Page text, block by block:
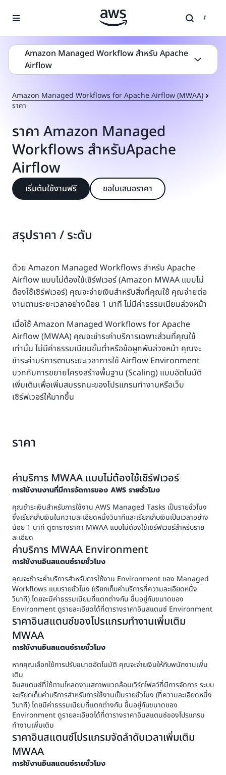
Amazon Managed Workflow สำหรับ Apache
Airflow
Amazon Managed Workflows for Apache Airflow (MWAA)
ราคา
ราคา Amazon Managed
Workflows สำหรับApache
Airflow
เริ่มต้นใช้งานฟรี ขอใบเสนอราคา
สรุปราคา / ระดับ
ด้วย Amazon Managed Workflows สำหรับ Apache
Airflow แบบไม่ต้องใช้เซิร์ฟเวอร์ (Amazon MWAA แบบไม่
ต้องใช้เซิร์ฟเวอร์) คุณจะจ่ายเงินสำหรับสิ่งที่คุณใช้ คุณจ่ายต่อ
งานตามระยะเวลาอย่างน้อย 1 นาที ไม่มีค่าธรรมเนียมล่วงหน้า
เมื่อใช้ Amazon Managed Workflows for Apache
Airflow (MWAA) คุณจะชำระค่าบริการเฉพาะส่วนที่คุณใช้
เท่านั้น ไม่มีค่าธรรมเนียมขั้นต่ำหรือข้อผูกพันล่วงหน้า คุณจะ
ชำระค่าบริการตามระยะเวลาการใช้ Airflow Environment
บวกกับการขยายโครงสร้างพื้นฐาน (Scaling) แบบอัตโนมัติ
เพิ่มเติมเพื่อเพิ่มสมรรถนะของโปรแกรมทำงานหรือเว็บ
เซิร์ฟเวอร์ให้มากขึ้น
ราคา
ค่าบริการ MWAA แบบไม่ต้องใช้เซิร์ฟเวอร์
การใช้งานงานที่มีการจัดการของ AWS รายชั่วโมง
คุณชำระเงินสำหรับการใช้งาน AWS Managed Tasks เป็นรายชั่วโมง
ซึ่งเรียกเก็บเงินในความละเอียดหนึ่งวินาทีและเรียกเก็บเงินเป็นเวลาอย่าง
น้อย 1 นาที ดูตารางราคา MWAA แบบไม่ต้องใช้เซิร์ฟเวอร์สำหรับราย
ละเอียด
ค่าบริการ MWAA Environment
การใช้งานอินสแตนซ์รายชั่วโมง
คุณจะชำระค่าบริการสําหรับการใช้งาน Environment ของ Managed
Workflows แบบรายชั่วโมง (เรียกเก็บค่าบริการที่ความละเอียดหนึ่ง
วินาที) โดยจะมีค่าธรรมเนียมที่แตกต่างกัน ขึ้นอยู่กับขนาดของ
Environment ดูรายละเอียดได้ที่ตารางราคาอินสแตนซ์ Environment
ราคาอินสแตนซ์ของโปรแกรมทำงานเพิ่มเติม
MWAA
การใช้งานอินสแตนซ์รายชั่วโมง
หากคุณเลือกใช้การปรับขนาดอัตโนมัติ คุณจะจ่ายเงินให้กับพนักงานเพิ่ม
เติม
อินสแตนซ์ที่ใช้ตามโหลดงานสภาพแวดล้อมเวิร์กโฟลว์ที่มีการจัดการ ระบบ
จะเรียกเก็บค่าบริการสำหรับการใช้งานเป็นรายชั่วโมง (ที่ความละเอียดหนึ่ง
วินาที) โดยมีค่าธรรมเนียมที่แตกต่างกัน ขึ้นอยู่กับขนาดของ
Environment ดูรายละเอียดได้ที่ตารางราคาอินสแตนซ์ของโปรแกรม
ทำงานเพิ่มเติม
ราคาอินสแตนซ์โปรแกรมจัดลำดับเวลาเพิ่มเติม
MWAA
การใช้งานอินสแตนซ์รายชั่วโมง